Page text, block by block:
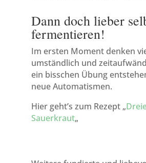
Dann doch lieber
fermentieren!
Im ersten Moment denken
umständlich und
ein bisschen Übung
neue Automatismen.
Hier geht’s zum Rezept „
Sauerkraut„